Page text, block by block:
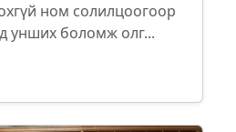
ном солилцоогоор
унших боломж олг...